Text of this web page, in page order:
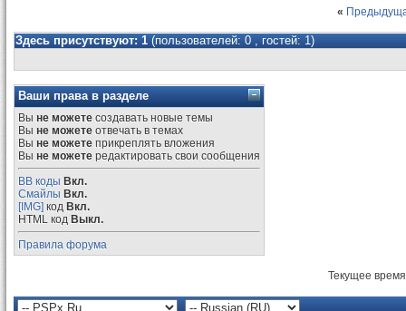
«
Здесь присутствуют: 1 (пользователей: 0 , гостей: 1)
Ваши права в разделе
Вы не можете создавать новые темы
Вы не можете отвечать в темах
Вы не можете прикреплять вложения
Вы не можете редактировать свои сообщения
BB коды Вкл.
Смайлы Вкл.
[IMG] код Вкл.
HTML код Выкл.
Правила форума
Текущее